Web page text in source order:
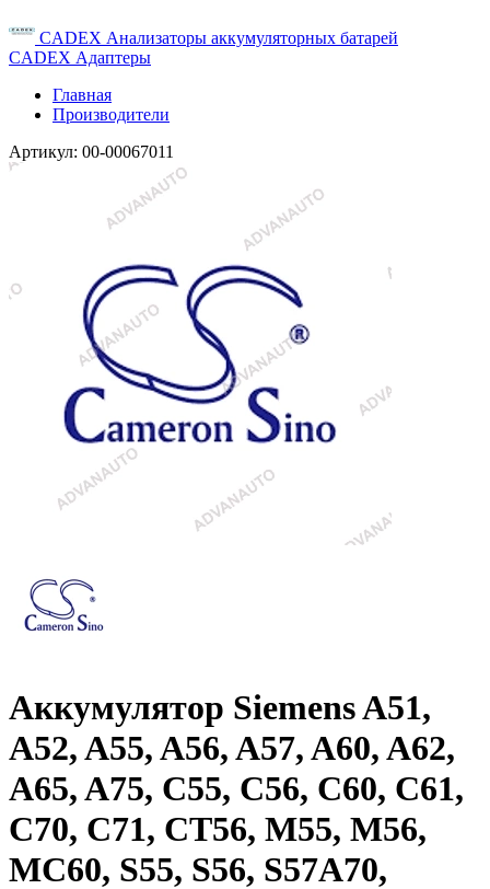
CADEX Анализаторы аккумуляторных батарей
CADEX Адаптеры
Главная
Производители
Артикул: 00-00067011
Аккумулятор Siemens A51,
A52, A55, A56, A57, A60, A62,
A65, A75, C55, C56, C60, C61,
C70, C71, CT56, M55, M56,
MC60, S55, S56, S57A70,